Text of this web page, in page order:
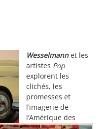
Wesselmannet les
artistes Pop
explorent les
clichés, les
promesses et
l’imagerie de
l’Amérique des